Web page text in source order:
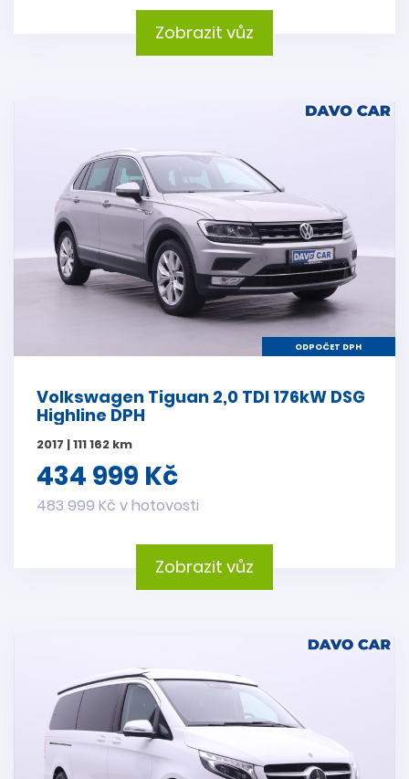
Zobrazit vůz
ODPOČET DPH
Volkswagen Tiguan 2,0 TDI 176kW DSG
Highline DPH
2017 | 111 162 km
434 999 Kč
483 999 Kč v hotovosti
Zobrazit vůz